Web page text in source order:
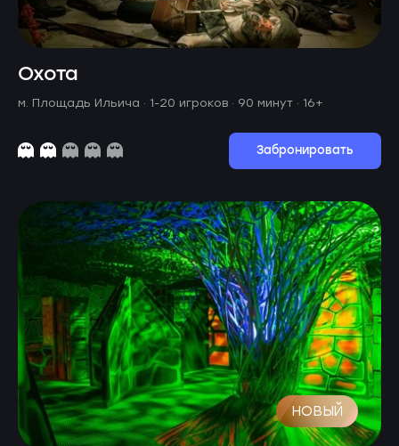
Охота
м. Площадь Ильича · 1-20 игроков · 90 минут · 16+
Забронировать
НОВЫЙ